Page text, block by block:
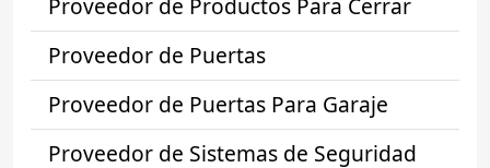
Proveedor de Productos Para Cerrar
Proveedor de Puertas
Proveedor de Puertas Para Garaje
Proveedor de Sistemas de Seguridad